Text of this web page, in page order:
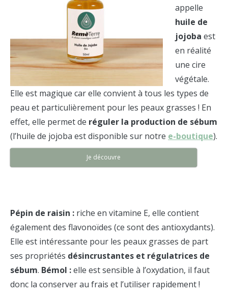
appelle
huile de
jojoba est
en réalité
une cire
végétale.
Elle est magique car elle convient à tous les types de
peau et particulièrement pour les peaux grasses ! En
effet, elle permet de réguler la production de sébum
(l’huile de jojoba est disponible sur notre e-boutique).
Je découvre
Pépin de raisin : riche en vitamine E, elle contient
également des flavonoïdes (ce sont des antioxydants).
Elle est intéressante pour les peaux grasses de part
ses propriétés désincrustantes et régulatrices de
sébum. Bémol :elle est sensible à l’oxydation, il faut
donc la conserver au frais et l’utiliser rapidement !